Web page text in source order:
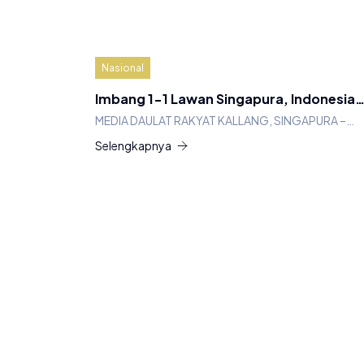
Nasional
Imbang 1-1 Lawan Singapura, Indonesia…
MEDIA DAULAT RAKYAT KALLANG, SINGAPURA –…
Selengkapnya